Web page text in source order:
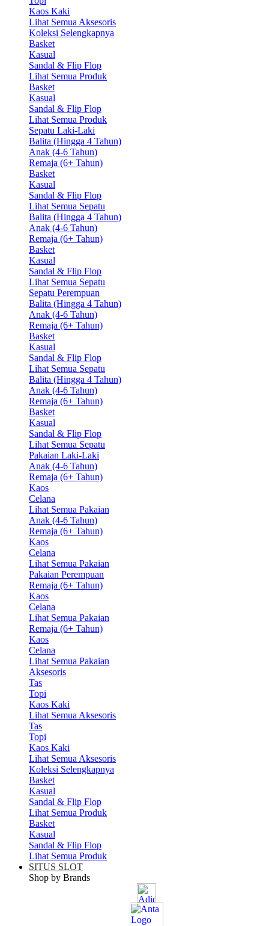
Kaos Kaki
Lihat Semua Aksesoris
Koleksi Selengkapnya
Basket
Kasual
Sandal & Flip Flop
Lihat Semua Produk
Basket
Kasual
Sandal & Flip Flop
Lihat Semua Produk
Sepatu Laki-Laki
Balita (Hingga 4 Tahun)
Anak (4-6 Tahun)
Remaja (6+ Tahun)
Basket
Kasual
Sandal & Flip Flop
Lihat Semua Sepatu
Balita (Hingga 4 Tahun)
Anak (4-6 Tahun)
Remaja (6+ Tahun)
Basket
Kasual
Sandal & Flip Flop
Lihat Semua Sepatu
Sepatu Perempuan
Balita (Hingga 4 Tahun)
Anak (4-6 Tahun)
Remaja (6+ Tahun)
Basket
Kasual
Sandal & Flip Flop
Lihat Semua Sepatu
Balita (Hingga 4 Tahun)
Anak (4-6 Tahun)
Remaja (6+ Tahun)
Basket
Kasual
Sandal & Flip Flop
Lihat Semua Sepatu
Pakaian Laki-Laki
Anak (4-6 Tahun)
Remaja (6+ Tahun)
Kaos
Celana
Lihat Semua Pakaian
Anak (4-6 Tahun)
Remaja (6+ Tahun)
Kaos
Celana
Lihat Semua Pakaian
Pakaian Perempuan
Remaja (6+ Tahun)
Kaos
Celana
Lihat Semua Pakaian
Remaja (6+ Tahun)
Kaos
Celana
Lihat Semua Pakaian
Aksesoris
Tas
Topi
Kaos Kaki
Lihat Semua Aksesoris
Tas
Topi
Kaos Kaki
Lihat Semua Aksesoris
Koleksi Selengkapnya
Basket
Kasual
Sandal & Flip Flop
Lihat Semua Produk
Basket
Kasual
Sandal & Flip Flop
Lihat Semua Produk
SITUS SLOT
Shop by Brands